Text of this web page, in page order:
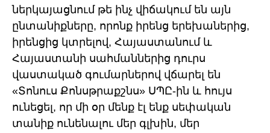
ներկայացնում թե ինչ վիճակում են այն
ընտանիքները, որոնք իրենց երեխաներից,
իրենցից կտրելով, Հայաստանում և
Հայաստանի սահմաններից դուրս
վաստակած գումարներով վճարել են
«Տոնուս Քոնսթրաքշնս» ՍՊԸ-ին և հույս
ունեցել, որ մի օր մենք էլ ենք սեփական
տանիք ունենալու մեր գլխին, մեր